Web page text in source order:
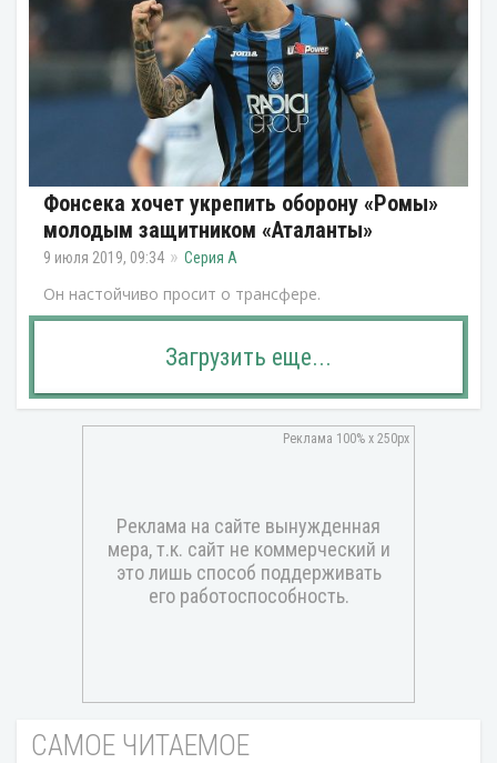
Фонсека хочет укрепить оборону «Ромы»
молодым защитником «Аталанты»
9 июля 2019, 09:34 Серия А
Он настойчиво просит о трансфере.
Загрузить еще...
САМОЕ ЧИТАЕМОЕ